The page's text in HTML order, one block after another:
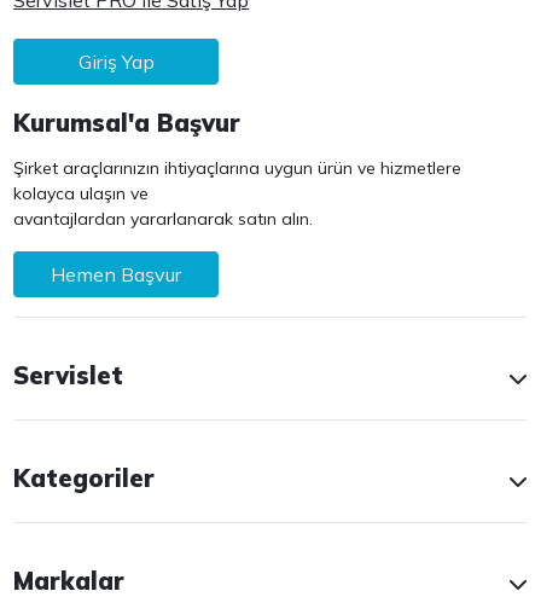
Giriş Yap
Kurumsal'a Başvur
Şirket araçlarınızın ihtiyaçlarına uygun ürün ve hizmetlere
kolayca ulaşın ve
avantajlardan yararlanarak satın alın.
Hemen Başvur
Servislet
Kategoriler
Markalar